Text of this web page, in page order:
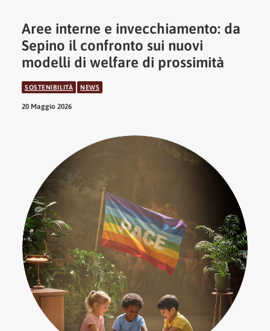
Aree interne e invecchiamento: da
Sepino il confronto sui nuovi
modelli di welfare di prossimità
SOSTENIBILITÀ NEWS
20 Maggio 2026